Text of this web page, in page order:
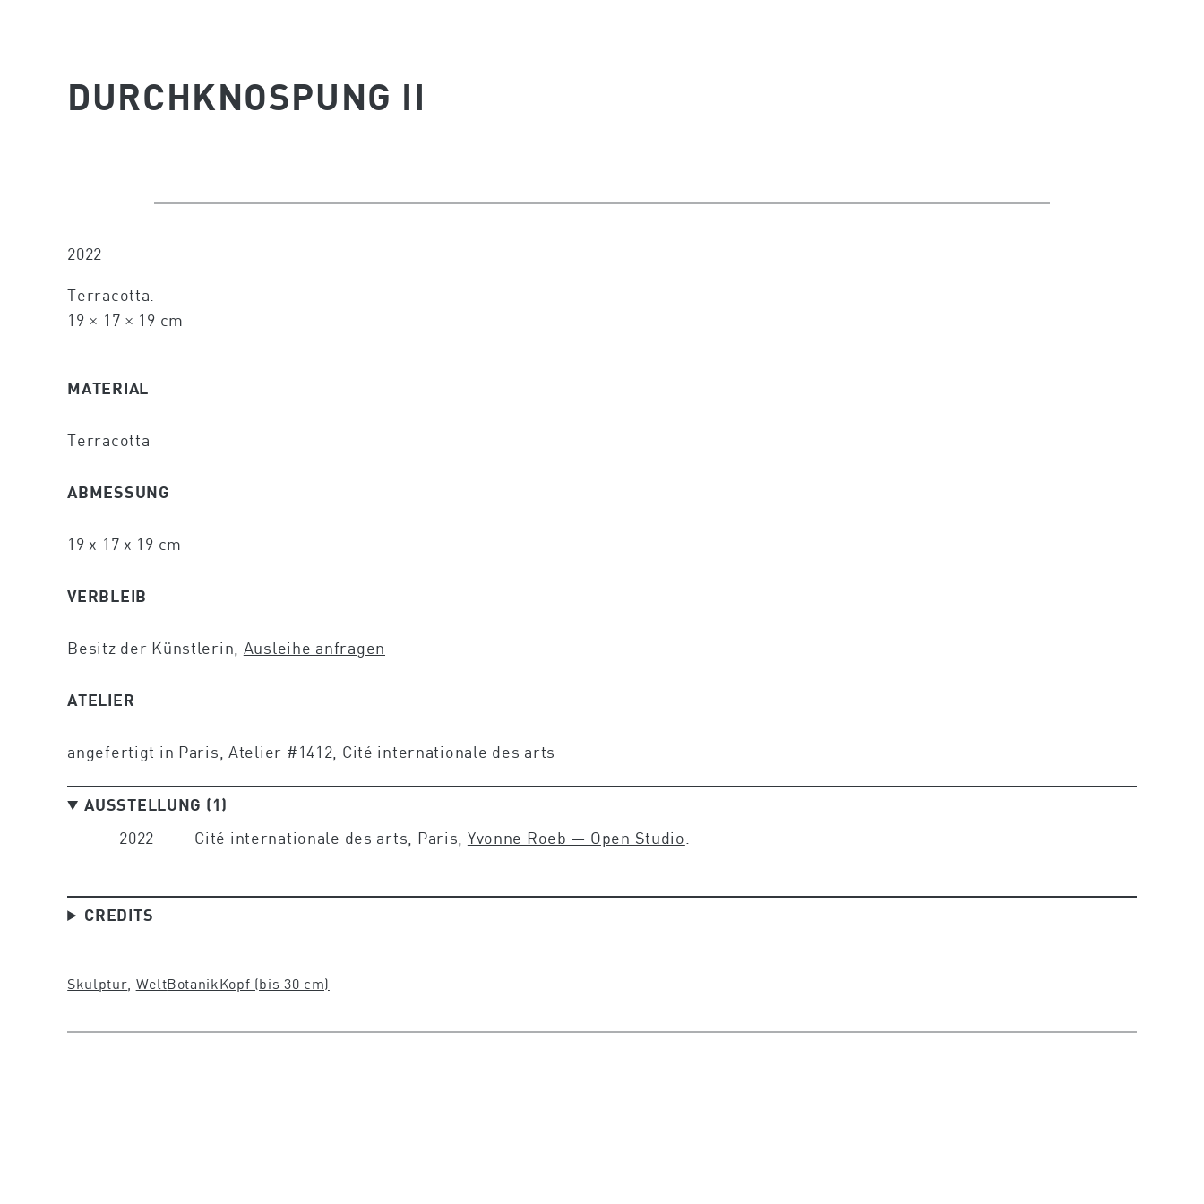
DURCH­KNOSPUNG II
2022
Terracotta.
19 × 17 × 19 cm
MATERIAL
Terracotta
ABMESSUNG
19 x 17 x 19 cm
VERBLEIB
Besitz der Künstlerin, Ausleihe anfragen
ATELIER
angefertigt in Paris, Atelier #1412, Cité internationale des arts
AUSSTELLUNG (1)
2022
Cité internationale des arts, Paris, Yvonne Roeb — Open Studio
CREDITS
Skulptur WeltBotanikKopf (bis 30 cm)